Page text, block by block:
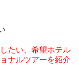
たい、希望ホテル
ナルツアーを紹介